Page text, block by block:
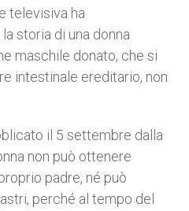
televisiva ha
storia di una donna
maschile donato, che si
intestinale ereditario, non
il 5 settembre dalla
non può ottenere
padre, né può
perché al tempo del